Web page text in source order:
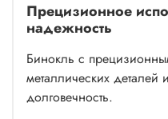
Прецизионное
надежность
Бинокль с
металлических
долговечность.